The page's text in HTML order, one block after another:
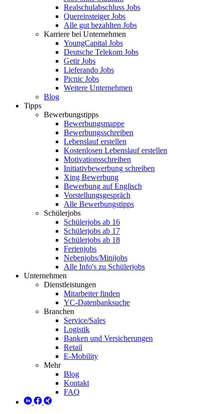
Realschulabschluss Jobs
Quereinsteiger Jobs
Alle gut bezahlten Jobs
Karriere bei Unternehmen
YoungCapital Jobs
Deutsche Telekom Jobs
Getir Jobs
Lieferando Jobs
Picnic Jobs
Weitere Unternehmen
Blog
Tipps
Bewerbungstipps
Bewerbungsmappe
Bewerbungsschreiben
Lebenslauf erstellen
Kostenlosen Lebenslauf erstellen
Motivationsschreiben
Initiativbewerbung schreiben
Xing Bewerbung
Bewerbung auf Englisch
Vorstellungsgespräch
Alle Bewerbungstipps
Schülerjobs
Schülerjobs ab 16
Schülerjobs ab 17
Schülerjobs ab 18
Ferienjobs
Nebenjobs/Minijobs
Alle Info's zu Schülerjobs
Unternehmen
Dienstleistungen
Mitarbeiter finden
YC-Datenbanksuche
Branchen
Service/Sales
Logistik
Banken und Versicherungen
Retail
E-Mobility
Mehr
Blog
Kontakt
FAQ